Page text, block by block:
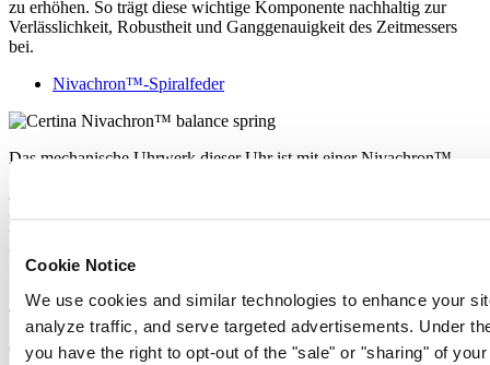
Cookie Notice
We use cookies and similar technologies to enhance your
analyze traffic, and serve targeted advertisements. Under
you have the right to opt-out of the "sale" or "sharing" of
zu erhöhen. So trägt diese wichtige Komponente nachhaltig zur
Verlässlichkeit, Robustheit und Ganggenauigkeit des Zeitmessers
bei.
Nivachron™-Spiralfeder
Das mechanische Uhrwerk dieser Uhr ist mit einer Nivachron™-
entwickelt, um die Widerstandsfähigkeit gegenüber Magnetfeldern
zu erhöhen. So trägt diese wichtige Komponente nachhaltig zur
Verlässlichkeit, Robustheit und Ganggenauigkeit des Zeitmessers
bei.
Ähnliche Produkte
Offizieller Händler